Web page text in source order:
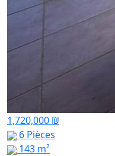
1,720,000 ₪
6 Pièces
143 m²